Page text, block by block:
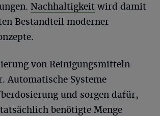
Nachhaltigkeit wird damit
Bestandteil moderner
von Reinigungsmitteln
Automatische Systeme
und sorgen dafür,
benötigte Menge